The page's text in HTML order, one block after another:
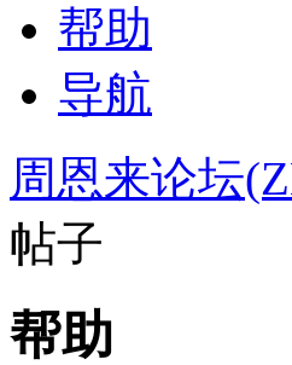
帮助
导航
周恩来论坛
帖子
帮助